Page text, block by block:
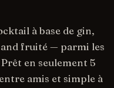
à base de gin,
fruité — parmi les
en seulement 5
amis et simple à